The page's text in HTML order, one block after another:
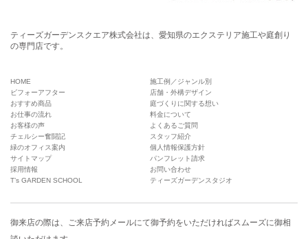
ティーズガーデンスクエア株式会社は、愛知県のエクステリア施工や庭創り
の専門店です。
HOME
施工例／ジャンル別
ビフォーアフター
店舗・外構デザイン
おすすめ商品
庭づくりに関する想い
お仕事の流れ
料金について
お客様の声
よくあるご質問
チェルシー奮闘記
スタッフ紹介
緑のオフィス案内
個人情報保護方針
サイトマップ
パンフレット請求
採用情報
お問い合わせ
T’s GARDEN SCHOOL
ティーズガーデンスタジオ
御来店の際は、 ご来店予約メールにて御予約をいただければスムーズに御相